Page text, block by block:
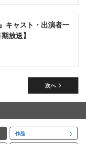
キャスト・出演者一
放送】
次へ
作品